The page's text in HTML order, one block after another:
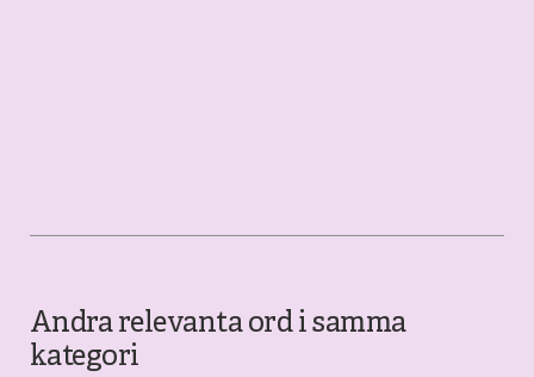
Andra relevanta ord i samma
kategori